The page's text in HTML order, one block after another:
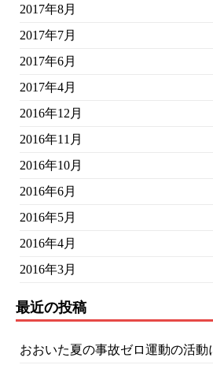
2017年8月
2017年7月
2017年6月
2017年4月
2016年12月
2016年11月
2016年10月
2016年6月
2016年5月
2016年4月
2016年3月
最近の投稿
おおいた夏の事故ゼロ運動の活動